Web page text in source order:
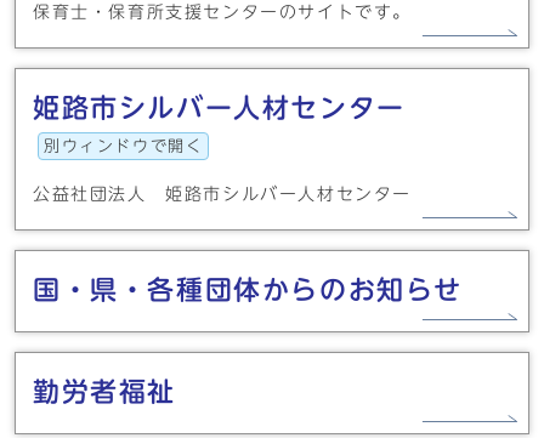
保育士・保育所支援センターのサイトです。
姫路市シルバー人材センター
別ウィンドウで開く
公益社団法人 姫路市シルバー人材センター
国・県・各種団体からのお知らせ
勤労者福祉